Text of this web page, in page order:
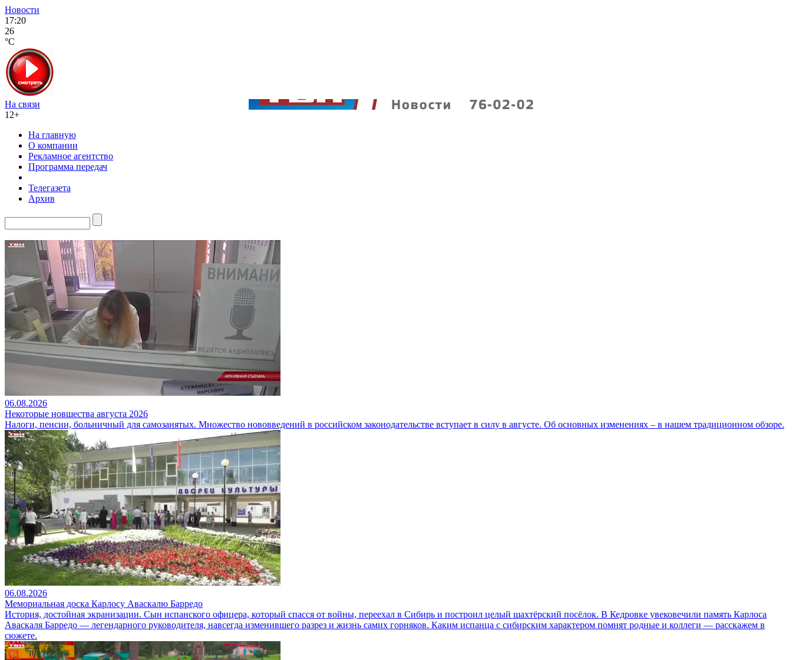
Новости
17:20
26
°C
На связи
12+
На главную
О компании
Рекламное агентство
Программа передач
Телегазета
Архив
06.08.2026
Некоторые новшества августа 2026
Налоги, пенсии, больничный для самозанятых. Множество нововведений в российском законодательстве вступает в силу в августе. Об основных изменениях – в нашем традиционном обзоре.
06.08.2026
Мемориальная доска Карлосу Аваскалю Барредо
История, достойная экранизации. Сын испанского офицера, который спасся от войны, переехал в Сибирь и построил целый шахтёрский посёлок. В Кедровке увековечили память Карлоса
Аваскаля Барредо — легендарного руководителя, навсегда изменившего разрез и жизнь самих горняков. Каким испанца с сибирским характером помнят родные и коллеги — расскажем в
сюжете.